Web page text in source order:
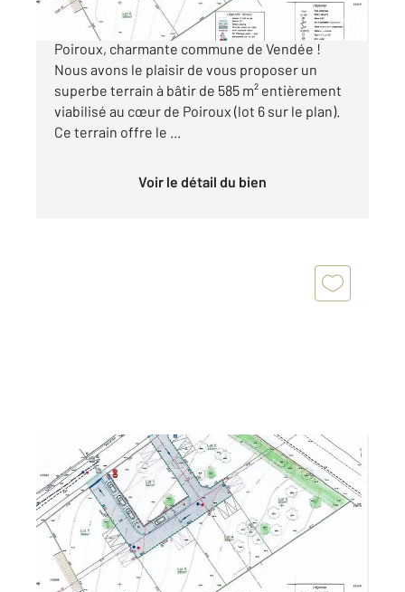
Découvrez une opportunité exceptionnelle à
Poiroux, charmante commune de Vendée !
Nous avons le plaisir de vous proposer un
superbe terrain à bâtir de 585 m² entièrement
viabilisé au cœur de Poiroux (lot 6 sur le plan).
Ce terrain offre le ...
Voir le détail du bien
POIROUX 85
585 m2
Ref : 2441
Terrain à vendre
88 000 €